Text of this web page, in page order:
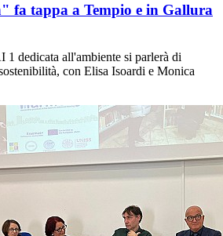
fa tappa a Tempio e in Gallura
1 dedicata all'ambiente si parlerà di
con Elisa Isoardi e Monica